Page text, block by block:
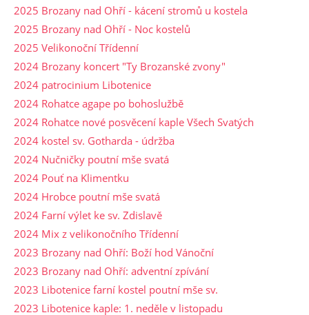
2025 Brozany nad Ohří - kácení stromů u kostela
2025 Brozany nad Ohří - Noc kostelů
2025 Velikonoční Třídenní
2024 Brozany koncert "Ty Brozanské zvony"
2024 patrocinium Libotenice
2024 Rohatce agape po bohoslužbě
2024 Rohatce nové posvěcení kaple Všech Svatých
2024 kostel sv. Gotharda - údržba
2024 Nučničky poutní mše svatá
2024 Pouť na Klimentku
2024 Hrobce poutní mše svatá
2024 Farní výlet ke sv. Zdislavě
2024 Mix z velikonočního Třídenní
2023 Brozany nad Ohří: Boží hod Vánoční
2023 Brozany nad Ohří: adventní zpívání
2023 Libotenice farní kostel poutní mše sv.
2023 Libotenice kaple: 1. neděle v listopadu